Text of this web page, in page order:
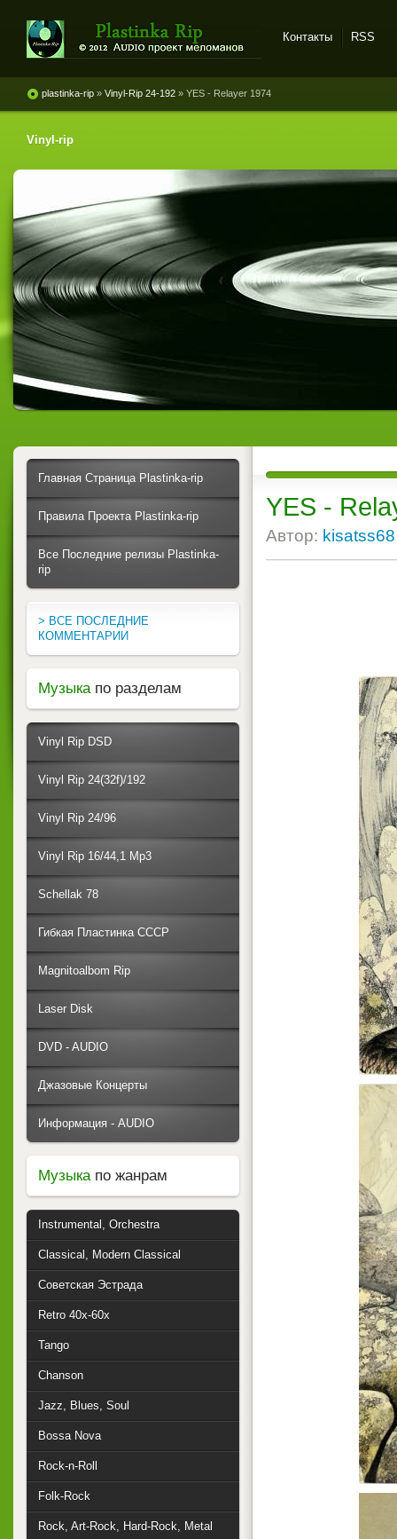
винила и магнитоальбомов
Контакты RSS
plastinka-rip » Vinyl-Rip 24-192 » YES - Relayer 1974
Vinyl-rip
YES -
Автор: kisatss68
Главная Страница Plastinka-rip
Правила Проекта Plastinka-rip
Все Последние релизы Plastinka-
rip
> ВСЕ ПОСЛЕДНИЕ
КОММЕНТАРИИ
Музыка по разделам
Vinyl Rip DSD
Vinyl Rip 24(32f)/192
Vinyl Rip 24/96
Vinyl Rip 16/44,1 Mp3
Schellak 78
Гибкая Пластинка СССР
Magnitoalbom Rip
Laser Disk
DVD - AUDIO
Джазовые Концерты
Информация - AUDIO
Музыкапо жанрам
Instrumental, Orchestra
Classical, Modern Classical
Советская Эстрада
Retro 40x-60x
Tango
Chanson
Jazz, Blues, Soul
Bossa Nova
Rock-n-Roll
Folk-Rock
Rock, Art-Rock, Hard-Rock, Metal